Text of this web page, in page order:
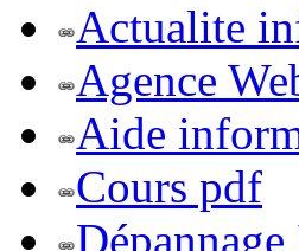
Actualite
Agence
Aide
Cours pdf